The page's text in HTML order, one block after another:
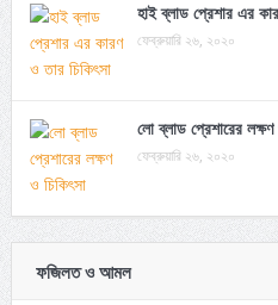
হাই ব্লাড প্রেশার এর
ফেব্রুয়ারি ২৬, ২০২০
লো ব্লাড প্রেশারের লক্ষণ
ফেব্রুয়ারি ২৬, ২০২০
ফজিলত ও আমল